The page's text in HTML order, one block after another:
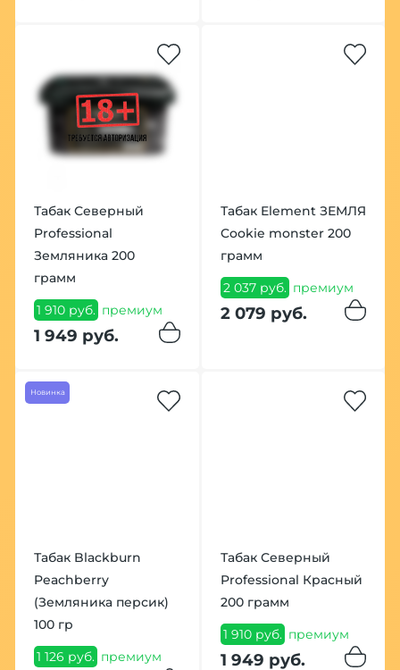
Табак Северный
Professional
Земляника 200
грамм
1 910 руб. премиум
1 949 руб.
Табак Element ЗЕМЛЯ
Cookie monster 200
грамм
2 037 руб. премиум
2 079 руб.
Новинка
Табак Blackburn
Peachberry
(Земляника персик)
100 гр
1 126 руб. премиум
Табак Северный
Professional Красный
200 грамм
1 910 руб. премиум
1 949 руб.